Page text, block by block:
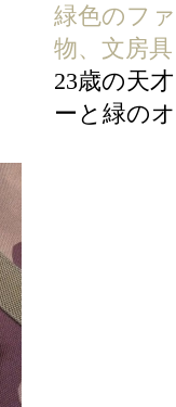
緑色のフ
物、文房具
23歳の天
ーと緑の